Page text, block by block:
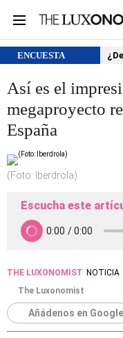
ENCUESTA
Así es el
megaproyecto
España
(Foto: Iberdrola)
Escucha este
THE LUXONOMIST NOTICIA
The Luxonomist
Añádenos en Google